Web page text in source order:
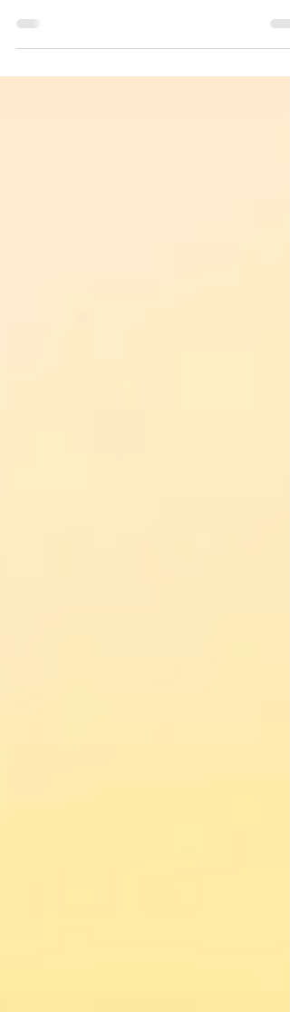
LISÄÄ KASVIKSIA
LAUTASELLESI